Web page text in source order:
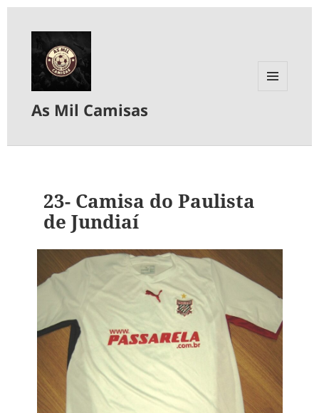
As Mil Camisas
23- Camisa do Paulista
de Jundiaí